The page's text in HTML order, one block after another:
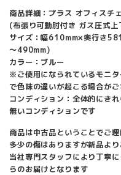
商品詳細：プラス オフィス
(布張り可動肘付き ガス圧式
サイズ：幅610mm×奥行き
～490mm)
カラー：ブルー
※ご使用になられているモニ
で色味の違いが起こる場合が
コンディション：全体的にき
無いコンディションです
商品は中古品ということでご
多少の傷はありますが新品よ
当社専門スタッフにより丁寧
らのお届けとなります